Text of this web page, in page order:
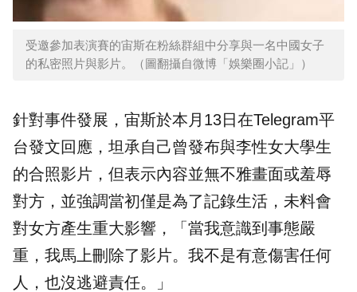
受邀參加表演賽的宙斯在粉絲群組中分享與一名中國女子
的私密照片與影片。（圖翻攝自微博「娛樂圈小記」）
針對事件發展，宙斯於本月13日在Telegram平
台發文回應，坦承自己曾發布與李性女大學生
的合照影片，但表示內容並無不雅畫面或羞辱
對方，並強調當初僅是為了記錄生活，未料會
對女方產生重大影響，「當我意識到事態嚴
重，我馬上刪除了影片。我不是有意傷害任何
人，也沒逃避責任。」